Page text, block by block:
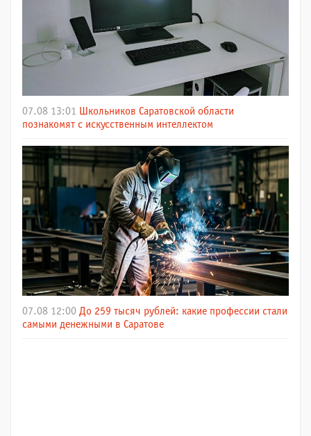
07.08 13:01
Школьников Саратовской области
познакомят с искусственным интеллектом
07.08 12:00 До 259 тысяч рублей: какие профессии стали
самыми денежными в Саратове